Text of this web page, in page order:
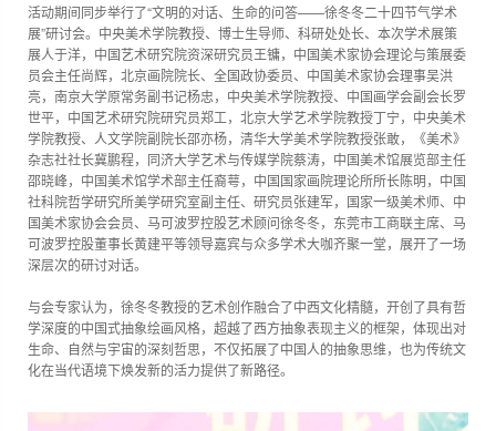
活动期间同步举行了“文明的对话、生命的问答——徐冬冬二十四节气学术
展”研讨会。中央美术学院教授、博士生导师、科研处处长、本次学术展策
展人于洋，中国艺术研究院资深研究员王镛，中国美术家协会理论与策展委
员会主任尚辉，北京画院院长、全国政协委员、中国美术家协会理事吴洪
亮，南京大学原常务副书记杨忠，中央美术学院教授、中国画学会副会长罗
世平，中国艺术研究院研究员郑工，北京大学艺术学院教授丁宁，中央美术
学院教授、人文学院副院长邵亦杨，清华大学美术学院教授张敢，《美术》
杂志社社长冀鹏程，同济大学艺术与传媒学院蔡涛，中国美术馆展览部主任
邵晓峰，中国美术馆学术部主任裔萼，中国国家画院理论所所长陈明，中国
社科院哲学研究所美学研究室副主任、研究员张建军，国家一级美术师、中
国美术家协会会员、马可波罗控股艺术顾问徐冬冬，东莞市工商联主席、马
可波罗控股董事长黄建平等领导嘉宾与众多学术大咖齐聚一堂，展开了一场
深层次的研讨对话。
与会专家认为，徐冬冬教授的艺术创作融合了中西文化精髓，开创了具有哲
学深度的中国式抽象绘画风格，超越了西方抽象表现主义的框架，体现出对
生命、自然与宇宙的深刻哲思，不仅拓展了中国人的抽象思维，也为传统文
化在当代语境下焕发新的活力提供了新路径。